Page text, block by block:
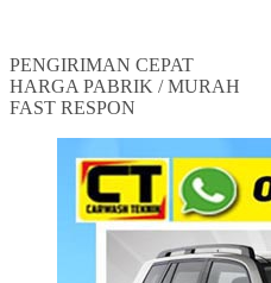
PENGIRIMAN CEPAT
HARGA PABRIK / MURAH
FAST RESPON